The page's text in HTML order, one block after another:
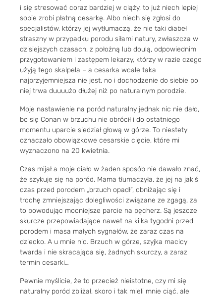
i się stresować coraz bardziej w ciąży, to już niech lepiej
sobie zrobi płatną cesarkę. Albo niech się zgłosi do
specjalistów, którzy jej wytłumaczą, że nie taki diabeł
straszny w przypadku porodu siłami natury, zwłaszcza w
dzisiejszych czasach, z położną lub doulą, odpowiednim
przygotowaniem i zastępem lekarzy, którzy w razie czego
użyją tego skalpela – a cesarka wcale taka
najprzyjemniejsza nie jest, no i dochodzenie do siebie po
niej trwa duuuużo dłużej niż po naturalnym porodzie.
Moje nastawienie na poród naturalny jednak nic nie dało,
bo się Conan w brzuchu nie obrócił i do ostatniego
momentu uparcie siedział głową w górze. To niestety
oznaczało obowiązkowe cesarskie cięcie, które mi
wyznaczono na 20 kwietnia.
Czas mijał a moje ciało w żaden sposób nie dawało znać,
że szykuje się na poród. Mama tłumaczyła, że jej na jakiś
czas przed porodem „brzuch opadł”, obniżając się i
trochę zmniejszając dolegliwości związane ze zgagą, za
to powodując mocniejsze parcie na pęcherz. Są jeszcze
skurcze przepowiadające nawet na kilka tygodni przed
porodem i masa małych sygnałów, że zaraz czas na
dziecko. A u mnie nic. Brzuch w górze, szyjka macicy
twarda i nie skracająca się, żadnych skurczy, a zaraz
termin cesarki…
Pewnie myślicie, że to przecież nieistotne, czy mi się
naturalny poród zbliżał, skoro i tak mieli mnie ciąć, ale